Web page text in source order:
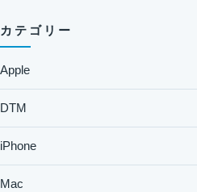
カテゴリー
Apple
DTM
iPhone
Mac